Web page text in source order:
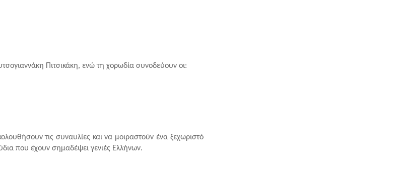
Πιτσικάκη, ενώ τη χορωδία συνοδεύουν οι:
τις συναυλίες και να μοιραστούν ένα ξεχωριστό
που έχουν σημαδέψει γενιές Ελλήνων.